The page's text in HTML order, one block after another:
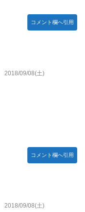
コメント欄へ引用
2018/09/08(土)
コメント欄へ引用
2018/09/08(土)